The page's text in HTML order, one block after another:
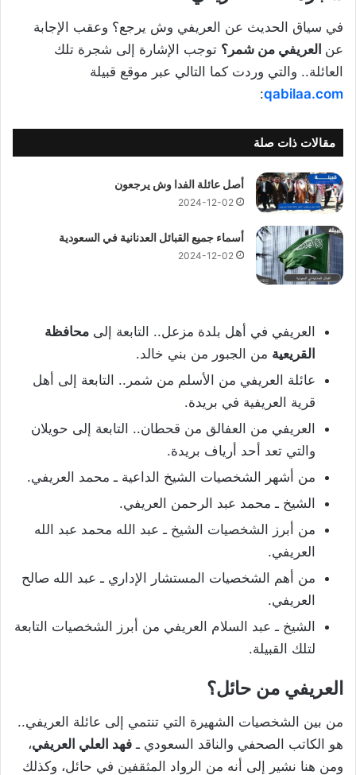
في سياق الحديث عن العريفي وش يرجع؟ وعقب الإجابة
عن العريفي من شمر؟ توجب الإشارة إلى شجرة تلك
العائلة.. والتي وردت كما التالي عبر موقع قبيلة
qabilaa.com
:
مقالات ذات صلة
أصل عائلة الفدا وش يرجعون
2024-12-02
أسماء جميع القبائل العدنانية في السعودية
2024-12-02
العريفي في أهل بلدة مزعل.. التابعة إلى محافظة
القريعية من الجبور من بني خالد.
عائلة العريفي من الأسلم من شمر.. التابعة إلى أهل
قرية العريفية في بريدة.
العريفي من العفالق من قحطان.. التابعة إلى حويلان
والتي تعد أحد أرياف بريدة.
من أشهر الشخصيات الشيخ الداعية ـ محمد العريفي.
الشيخ ـ محمد عبد الرحمن العريفي.
من أبرز الشخصيات الشيخ ـ عبد الله محمد عبد الله
العريفي.
من أهم الشخصيات المستشار الإداري ـ عبد الله صالح
العريفي.
الشيخ ـ عبد السلام العريفي من أبرز الشخصيات التابعة
لتلك القبيلة.
العريفي من حائل؟
من بين الشخصيات الشهيرة التي تنتمي إلى عائلة العريفي..
هو الكاتب الصحفي والناقد السعودي ـ فهد العلي العريفي،
ومن هنا نشير إلى أنه من الرواد المثقفين في حائل، وكذلك